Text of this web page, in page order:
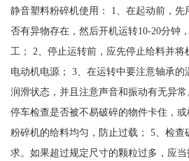
静音塑料粉碎机使用： 1、在起动前，
否有异物存在，然后开机运转10-20分钟
工； 2、停止运转前，应先停止给料并
电动机电源； 3、在运转中要注意轴承
润滑状态，并且注意声音和振动有无异
停车检查是否被不易破碎的物件卡住，
粉碎机的给料均匀，防止过载； 5、检
求。如果超过规定尺寸的颗粒过多，应